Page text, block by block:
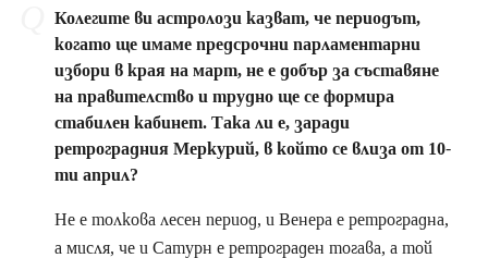
Колегите ви астролози казват, че периодът,
когато ще имаме предсрочни парламентарни
избори в края на март, не е добър за съставяне
на правителство и трудно ще се формира
стабилен кабинет. Така ли е, заради
ретроградния Меркурий, в който се влиза от 10-
ти април?
Не е толкова лесен период, и Венера е ретроградна,
а мисля, че и Сатурн е ретрограден тогава, а той